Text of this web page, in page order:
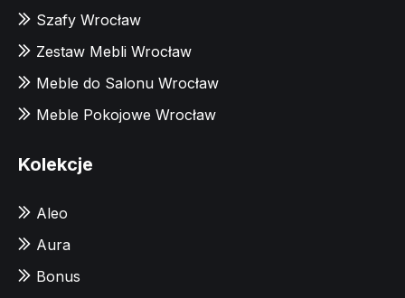
Szafy Wrocław
Zestaw Mebli Wrocław
Meble do Salonu Wrocław
Meble Pokojowe Wrocław
Kolekcje
Aleo
Aura
Bonus